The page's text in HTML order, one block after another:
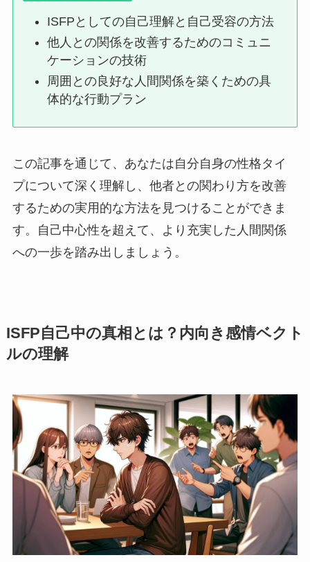
ISFPとしての自己理解と自己受容の方法
他人との関係を改善するためのコミュニ
ケーションの技術
周囲との良好な人間関係を築くための具
体的な行動プラン
この記事を通じて、あなたは自分自身の性格タイ
プについて深く理解し、他者との関わり方を改善
するための実用的な方法を見つけることができま
す。自己中心性を超えて、より充実した人間関係
への一歩を踏み出しましょう。
ISFP自己中の真相とは？内向き感情ベクト
ルの理解